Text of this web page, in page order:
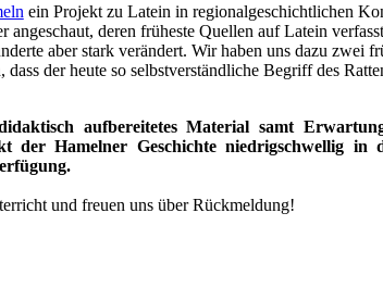
ein Projekt zu Latein in regionalgeschichtlichen
angeschaut, deren früheste Quellen auf Latein
aber stark verändert. Wir haben uns dazu zwei
der heute so selbstverständliche Begriff des
aufbereitetes Material samt
der Hamelner Geschichte niedrigschwellig in
und freuen uns über Rückmeldung!